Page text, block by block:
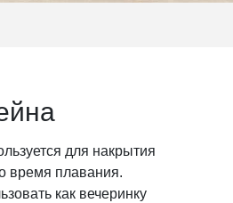
для накрытия
время плавания.
как вечеринку